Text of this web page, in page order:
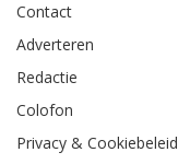
Contact
Adverteren
Redactie
Colofon
Privacy & Cookiebeleid